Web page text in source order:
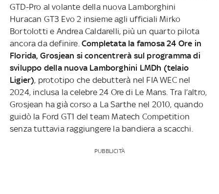
GTD-Pro al volante della nuova Lamborghini
Huracan GT3 Evo 2 insieme agli ufficiali Mirko
Bortolotti e Andrea Caldarelli, più un quarto pilota
ancora da definire. Completata la famosa 24 Ore in
Florida, Grosjean si concentrerà sul programma di
sviluppo della nuova Lamborghini LMDh (telaio
Ligier), prototipo che debutterà nel FIA WEC nel
2024, inclusa la celebre 24 Ore di Le Mans. Tra l’altro,
Grosjean ha già corso a La Sarthe nel 2010, quando
guidò la Ford GT1 del team Matech Competition
senza tuttavia raggiungere la bandiera a scacchi.
PUBBLICITÀ